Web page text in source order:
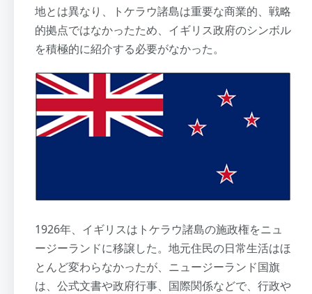
地とは異なり、トケラウ諸島は重要な商業的、戦略
的拠点ではなかったため、イギリス政府のシンボル
を積極的に紹介する必要がなかった。
1926年、イギリスはトケラウ諸島の施政権をニュ
ージーランドに移譲した。地元住民の日常生活はほ
とんど変わらなかったが、ニュージーランド国旗
は、公式文書や政府行事、国際関係などで、行政や